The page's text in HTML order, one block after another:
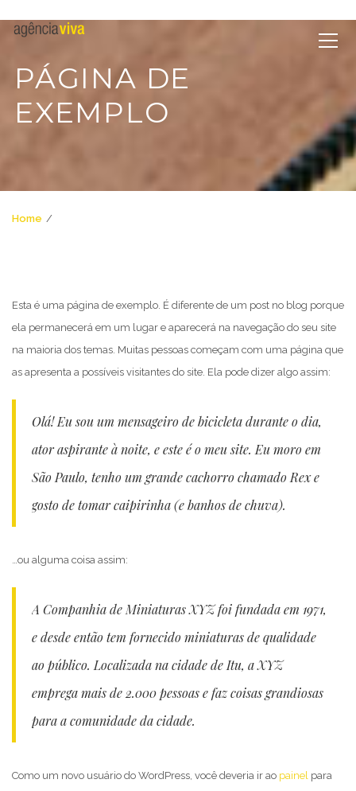
PÁGINA DE
EXEMPLO
Home
Esta é uma página de exemplo. É diferente de um post no blog porque
ela permanecerá em um lugar e aparecerá na navegação do seu site
na maioria dos temas. Muitas pessoas começam com uma página que
as apresenta a possíveis visitantes do site. Ela pode dizer algo assim:
Olá! Eu sou um mensageiro de bicicleta durante o dia,
ator aspirante à noite, e este é o meu site. Eu moro em
São Paulo, tenho um grande cachorro chamado Rex e
gosto de tomar caipirinha (e banhos de chuva).
…ou alguma coisa assim:
A Companhia de Miniaturas XYZ foi fundada em 1971,
e desde então tem fornecido miniaturas de qualidade
ao público. Localizada na cidade de Itu, a XYZ
emprega mais de 2.000 pessoas e faz coisas grandiosas
para a comunidade da cidade.
Como um novo usuário do WordPress, você deveria ir ao painel para